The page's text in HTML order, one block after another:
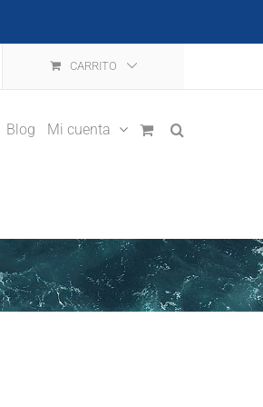
CARRITO
Blog Mi cuenta